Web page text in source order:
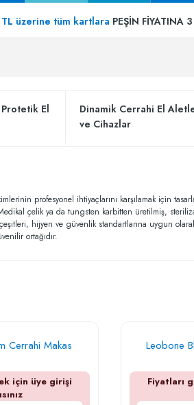
üzerine tüm kartlara PEŞİN FİYATINA
El
Dinamik Cerrahi El
ve Cihazlar
profesyonel ihtiyaçlarını karşılamak için
çelik ya da tungsten karbitten üretilmiş,
hijyen ve güvenlik standartlarına uygun
ortağıdır.
Cerrahi Makas
için üye girişi
Leobone
Fiyatları